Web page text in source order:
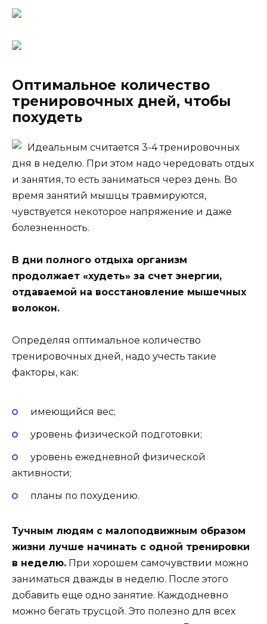
Оптимальное количество
тренировочных дней, чтобы
похудеть
Идеальным считается 3-4 тренировочных
дня в неделю. При этом надо чередовать отдых
и занятия, то есть заниматься через день. Во
время занятий мышцы травмируются,
чувствуется некоторое напряжение и даже
болезненность.
В дни полного отдыха организм
продолжает «худеть» за счет энергии,
отдаваемой на восстановление мышечных
волокон.
Определяя оптимальное количество
тренировочных дней, надо учесть такие
факторы, как:
имеющийся вес;
уровень физической подготовки;
уровень ежедневной физической
активности;
планы по похудению.
Тучным людям с малоподвижным образом
жизни лучше начинать с одной тренировки
в неделю. При хорошем самочувствии можно
заниматься дважды в неделю. После этого
добавить еще одно занятие. Каждодневно
можно бегать трусцой. Это полезно для всех